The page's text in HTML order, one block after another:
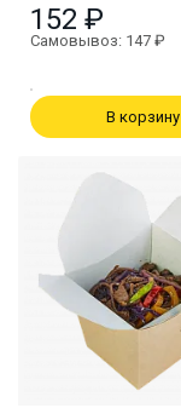
152 ₽
Самовывоз: 147 ₽
В корзину